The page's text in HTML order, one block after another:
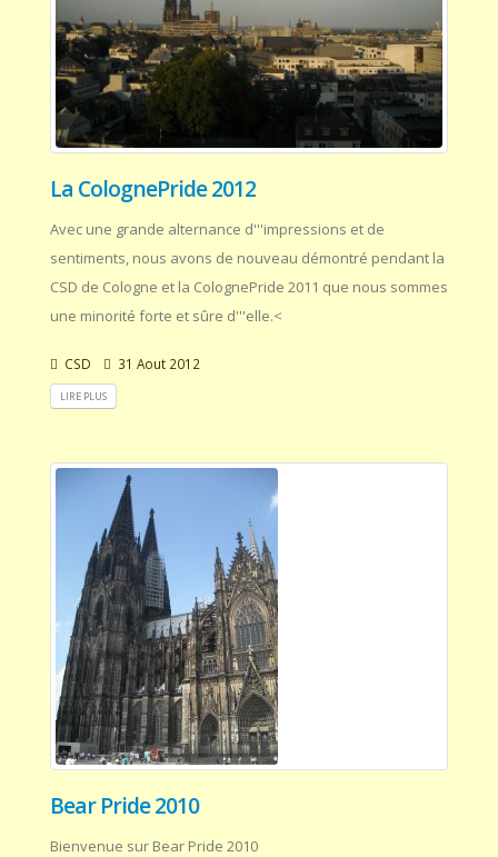
La ColognePride 2012
Avec une grande alternance d'''impressions et de
sentiments, nous avons de nouveau démontré pendant la
CSD de Cologne et la ColognePride 2011 que nous sommes
une minorité forte et sûre d'''elle.<
CSD 31 Aout 2012
LIRE PLUS
Bear Pride 2010
Bienvenue sur Bear Pride 2010